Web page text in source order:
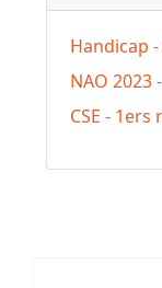
Handicap
NAO 2023
CSE -